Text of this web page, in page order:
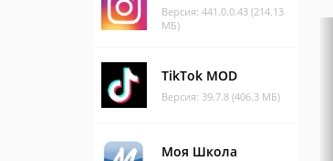
Версия: 441.0.0.43 (214.13
МБ)
TikTok MOD
Версия: 39.7.8 (406.3 МБ)
Моя Школа